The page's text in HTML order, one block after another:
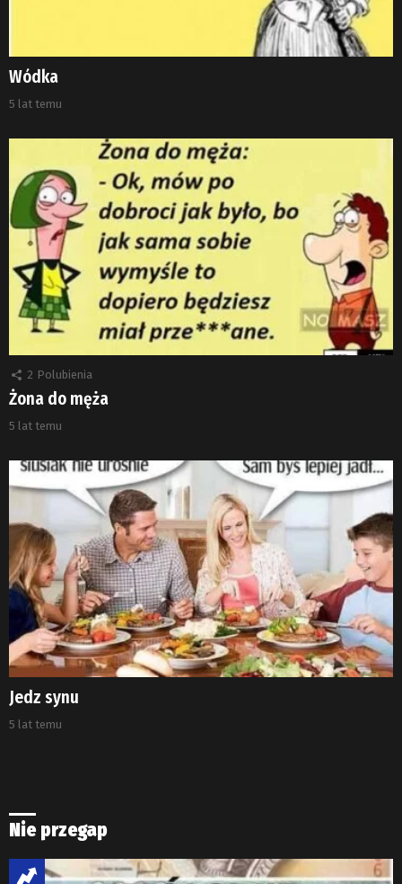
Wódka
5 lat temu
2 Polubienia
Żona do męża
5 lat temu
Jedz synu
5 lat temu
Nie przegap